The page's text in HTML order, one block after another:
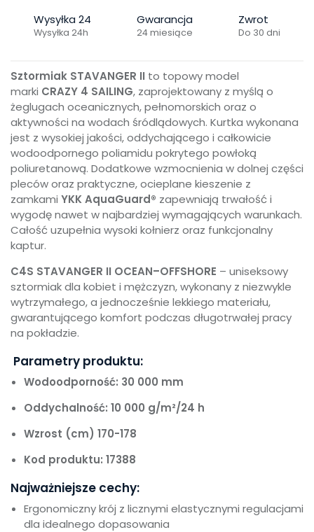
Wysyłka 24
Wysyłka 24h
Gwarancja
24 miesiące
Zwrot
Do 30 dni
Sztormiak STAVANGER II to topowy model
marki CRAZY 4 SAILING, zaprojektowany z myślą o
żeglugach oceanicznych, pełnomorskich oraz o
aktywności na wodach śródlądowych. Kurtka wykonana
jest z wysokiej jakości, oddychającego i całkowicie
wodoodpornego poliamidu pokrytego powłoką
poliuretanową. Dodatkowe wzmocnienia w dolnej części
pleców oraz praktyczne, ocieplane kieszenie z
zamkami YKK AquaGuard® zapewniają trwałość i
wygodę nawet w najbardziej wymagających warunkach.
Całość uzupełnia wysoki kołnierz oraz funkcjonalny
kaptur.
C4S STAVANGER II OCEAN–OFFSHORE – uniseksowy
sztormiak dla kobiet i mężczyzn, wykonany z niezwykle
wytrzymałego, a jednocześnie lekkiego materiału,
gwarantującego komfort podczas długotrwałej pracy
na pokładzie.
Parametry produktu:
Wodoodporność: 30 000 mm
Oddychalność: 10 000 g/m²/24 h
Wzrost (cm) 170-178
Kod produktu: 17388
Najważniejsze cechy:
Ergonomiczny krój z licznymi elastycznymi regulacjami
dla idealnego dopasowania